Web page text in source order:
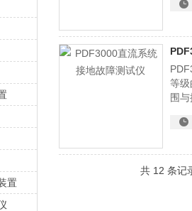
置
每
等级
围
共 12 条